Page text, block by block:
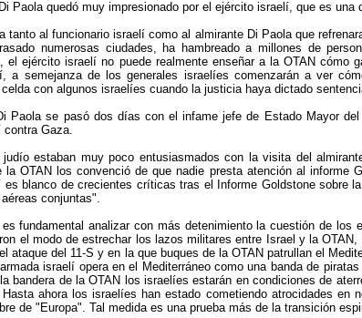
Paola quedó muy impresionado por el ejército israelí, que es
tanto al funcionario israelí como al almirante Di Paola que
numerosas ciudades, ha hambreado a millones de
el ejército israelí no puede realmente enseñar a la OTAN
a semejanza de los generales israelíes comenzarán a ver
con algunos israelíes cuando la justicia haya dictado
Paola se pasó dos días con el infame jefe de Estado Mayor
Gaza.
estaban muy poco entusiasmados con la visita del
la OTAN los convenció de que nadie presta atención al
es blanco de crecientes críticas tras el Informe Goldstone sobre
conjuntas".
fundamental analizar con más detenimiento la cuestión de
el modo de estrechar los lazos militares entre Israel y la
ataque del 11-S y en la que buques de la OTAN patrullan el
israelí opera en el Mediterráneo como una banda de
bandera de la OTAN los israelíes estarán en condiciones de
ahora los israelíes han estado cometiendo atrocidades en
de "Europa". Tal medida es una prueba más de la transición